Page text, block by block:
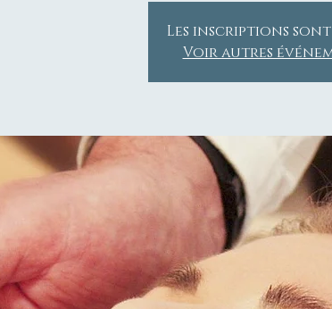
Les inscriptions
Voir autres